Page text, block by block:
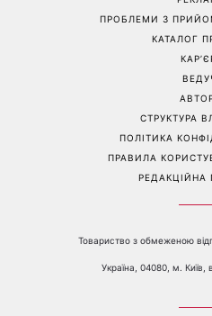
«Все гірше й гірше»: Надя
Дорофєєва розповіла про